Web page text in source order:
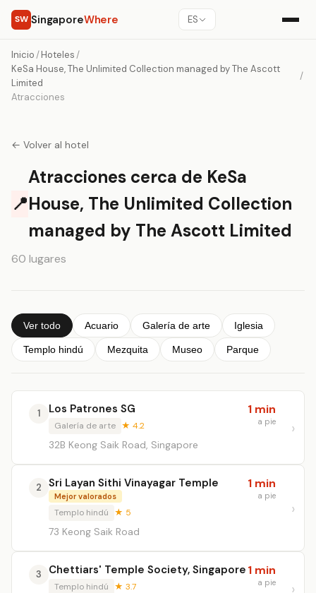
SW SingaporeWhere ES
Inicio /Hoteles /
KeSa House, The Unlimited Collection managed by The Ascott
Limited
/
Atracciones
← Volver al hotel
📍
Atracciones cerca de KeSa
House, The Unlimited Collection
managed by The Ascott Limited
60 lugares
Ver todo Acuario Galería de arte Iglesia
Templo hindú Mezquita Museo Parque
1 Los Patrones SG
Galería de arte ★ 4.2
32B Keong Saik Road, Singapore
1 min
a pie
2 Sri Layan Sithi Vinayagar Temple
Mejor valorados
Templo hindú ★ 5
73 Keong Saik Road
1 min
a pie
3 Chettiars' Temple Society, Singapore
Templo hindú ★ 3.7
1 min
a pie